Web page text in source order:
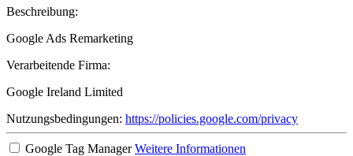
Beschreibung:
Google Ads Remarketing
Verarbeitende Firma:
Google Ireland Limited
Nutzungsbedingungen: https://policies.google.com/privacy
Google Tag Manager Weitere Informationen